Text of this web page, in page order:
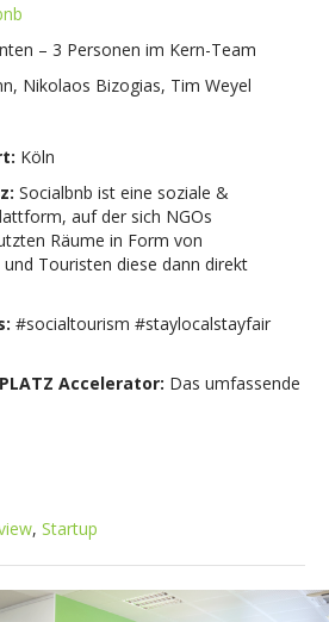
– 3 Personen im Kern-Team
Nikolaos Bizogias, Tim Weyel
Köln
Socialbnb ist eine soziale &
auf der sich NGOs
Räume in Form von
Touristen diese dann direkt
#socialtourism #staylocalstayfair
Accelerator: Das umfassende
, Startup